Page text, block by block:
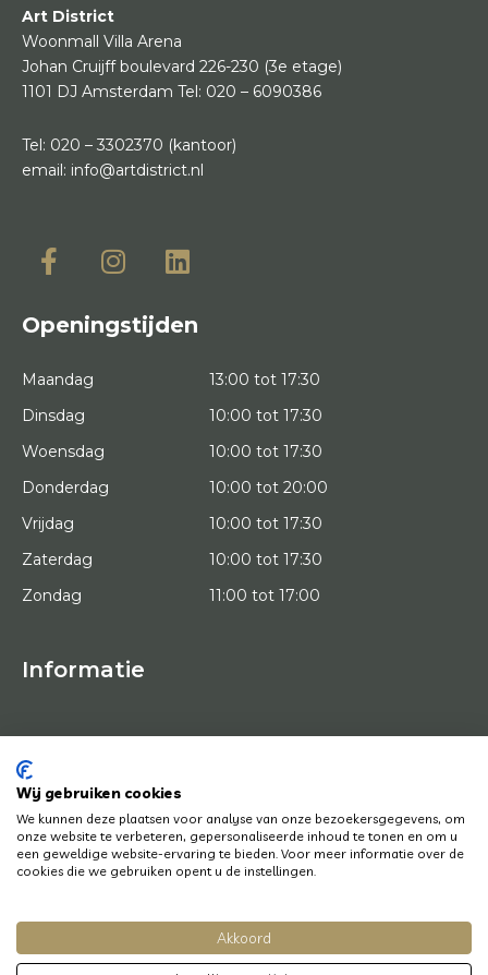
Art District
Woonmall Villa Arena
Johan Cruijff boulevard 226-230 (3e etage)
1101 DJ Amsterdam Tel: 020 – 6090386
Tel: 020 – 3302370 (kantoor)
email: info@artdistrict.nl
Openingstijden
Maandag
13:00 tot 17:30
Dinsdag
10:00 tot 17:30
Woensdag
10:00 tot 17:30
Donderdag
10:00 tot 20:00
Vrijdag
10:00 tot 17:30
Zaterdag
10:00 tot 17:30
Zondag
11:00 tot 17:00
Informatie
HOME
KUNSTENAARS
KUNSTWERKEN
HOE WERKT HET
NEWS
CONTACT
© Copyright 2022 Art District | Website door
Wij gebruiken cookies
We kunnen deze plaatsen voor analyse van onze bezoekersgegevens, om
onze website te verbeteren, gepersonaliseerde inhoud te tonen en om u
een geweldige website-ervaring te bieden. Voor meer informatie over de
cookies die we gebruiken opent u de instellingen.
Akkoord